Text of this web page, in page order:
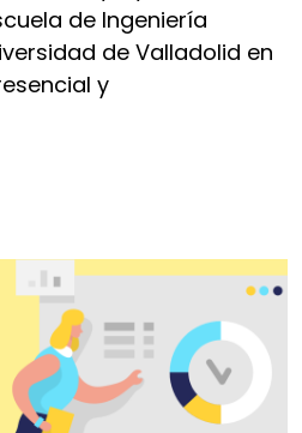
de Ingeniería
de Valladolid en
y